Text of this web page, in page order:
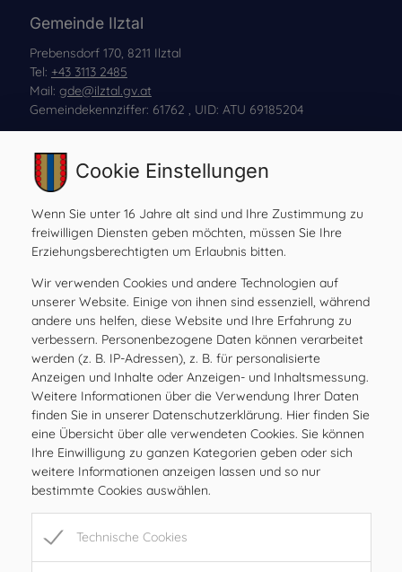
Gemeinde Ilztal
Prebensdorf 170, 8211 Ilztal
Tel: +43 3113 2485
Mail: gde@ilztal.gv.at
Gemeindekennziffer: 61762 , UID: ATU 69185204
MO
08.00 – 12.00 Uhr
DI
08.00 – 12.00 Uhr
MI
08.00 – 12.00 Uhr
DO
08.00 – 12.00 Uhr
FR
08.00 – 12.00, 15.00 – 17.00 Uhr
SA
geschlossen
SO
geschlossen
Öffnungszeiten
MO
08.00 – 12.00 Uhr
DI
08.00 – 12.00 Uhr
DO
08.00 – 12.00 Uhr
Cookie Einstellungen
Wenn Sie unter 16 Jahre alt sind und Ihre Zustimmung zu
freiwilligen Diensten geben möchten, müssen Sie Ihre
Erziehungsberechtigten um Erlaubnis bitten.
Wir verwenden Cookies und andere Technologien auf
unserer Website. Einige von ihnen sind essenziell, während
andere uns helfen, diese Website und Ihre Erfahrung zu
verbessern. Personenbezogene Daten können verarbeitet
werden (z. B. IP-Adressen), z. B. für personalisierte
Anzeigen und Inhalte oder Anzeigen- und Inhaltsmessung.
Weitere Informationen über die Verwendung Ihrer Daten
finden Sie in unserer Datenschutzerklärung. Hier finden Sie
eine Übersicht über alle verwendeten Cookies. Sie können
Ihre Einwilligung zu ganzen Kategorien geben oder sich
weitere Informationen anzeigen lassen und so nur
bestimmte Cookies auswählen.
Technische Cookies